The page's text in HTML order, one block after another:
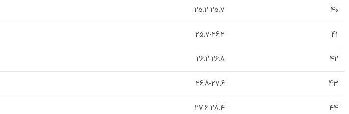
40
25.2-25.7
41
25.7-26.2
42
26.2-26.8
43
26.8-27.6
44
27.6-28.4